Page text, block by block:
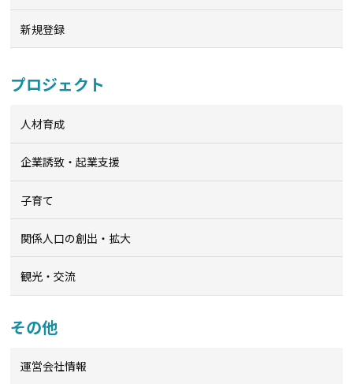
新規登録
プロジェクト
人材育成
企業誘致・起業支援
子育て
関係人口の創出・拡大
観光・交流
その他
運営会社情報